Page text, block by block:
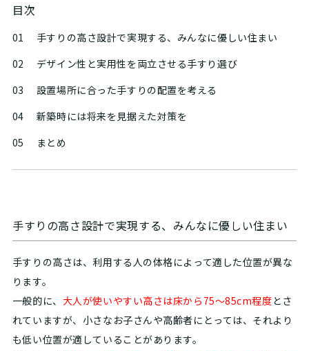
目次
01
手すりの高さ設計で実現する、みんなに優しい住まい
02
デザイン性と実用性を両立させる手すり選び
03
設置場所に合った手すりの配置を考える
04
新築時には将来を見据えた対策を
05
まとめ
手すりの高さ設計で実現する、みんなに優しい住まい
手すりの高さは、利用する人の体格によって適した位置が異な
ります。
一般的に、 大人が使いやすい高さは床から75〜85cm程度とさ
れていますが、小さなお子さんや高齢者にとっては、それより
も低い位置が適していることがあります。